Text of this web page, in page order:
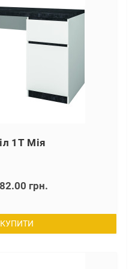
1Т Мія
грн.
КУПИТИ